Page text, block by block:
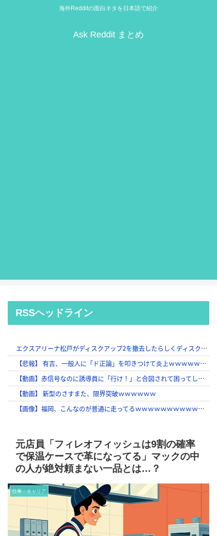
海外Redditの面白ネタを日本語で紹介
Ask Reddit まとめ
RSSヘッドライン
元店員「フィレオフィッシュは9割の確率
で保温ケースで革になってる」マックの中
の人が絶対頼まない一品とは…？
仕事・キャリア